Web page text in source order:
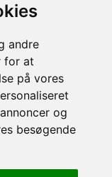
andre
for at
på vores
og
besøgende